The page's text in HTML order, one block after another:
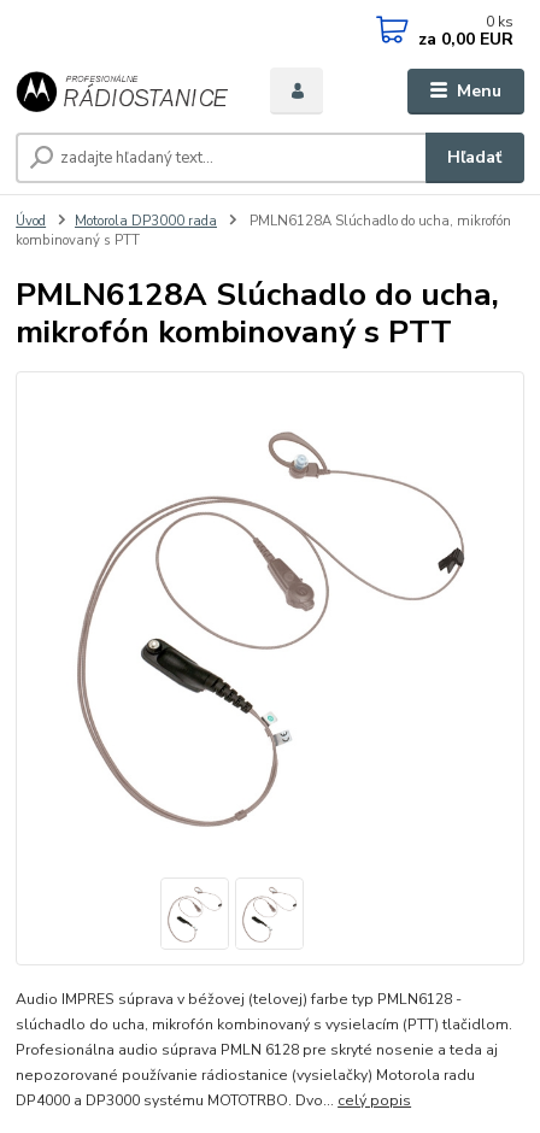
Menu
Hľadať
0 ks
za 0,00 EUR
Úvod Motorola DP3000 rada
PMLN6128A Slúchadlo do ucha, mikrofón
kombinovaný s PTT
PMLN6128A Slúchadlo do ucha,
mikrofón kombinovaný s PTT
Audio IMPRES súprava v béžovej (telovej) farbe typ PMLN6128 -
slúchadlo do ucha, mikrofón kombinovaný s vysielacím (PTT) tlačidlom.
Profesionálna audio súprava PMLN 6128 pre skryté nosenie a teda aj
nepozorované používanie rádiostanice (vysielačky) Motorola radu
DP4000 a DP3000 systému MOTOTRBO. Dvo... celý popis